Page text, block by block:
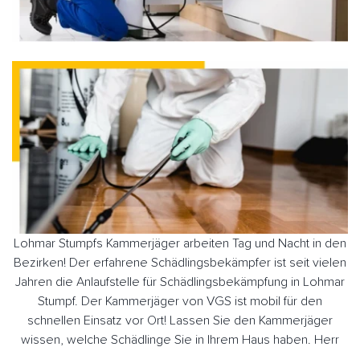
Lohmar Stumpfs Kammerjäger arbeiten Tag und Nacht in den
Bezirken! Der erfahrene Schädlingsbekämpfer ist seit vielen
Jahren die Anlaufstelle für Schädlingsbekämpfung in Lohmar
Stumpf. Der Kammerjäger von VGS ist mobil für den
schnellen Einsatz vor Ort! Lassen Sie den Kammerjäger
wissen, welche Schädlinge Sie in Ihrem Haus haben. Herr